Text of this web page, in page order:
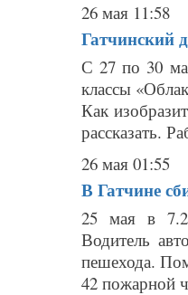
26 мая 11:58
Гатчинский
С 27 по 30
классы
Как
рассказать.
26 мая 01:55
В Гатчине
25 мая в
Водитель
пешехода.
42 пожарной